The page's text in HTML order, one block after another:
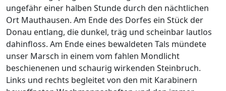
ungefähr einer halben Stunde durch den nächtlichen
Ort Mauthausen. Am Ende des Dorfes ein Stück der
Donau entlang, die dunkel, träg und scheinbar lautlos
dahinfloss. Am Ende eines bewaldeten Tals mündete
unser Marsch in einem vom fahlen Mondlicht
beschienenen und schaurig wirkenden Steinbruch.
Links und rechts begleitet von den mit Karabinern